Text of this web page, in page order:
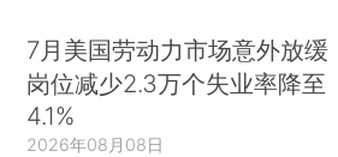
7月美国劳动力市场意外放缓
岗位减少2.3万个失业率降至
4.1%
2026年08月08日